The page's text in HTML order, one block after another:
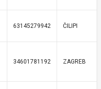
63145279942 ČILIPI
34601781192 ZAGREB